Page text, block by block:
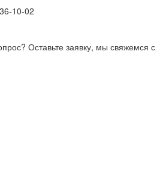
10-02
Оставьте заявку, мы свяжемся с